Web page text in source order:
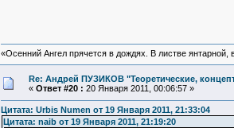
«Осенний Ангел прячется в дождях. В листве янтарной,
Re: Андрей ПУЗИКОВ "Теоретические,
« Ответ #20 : 20 Января 2011, 00:06:57 »
Цитата: Urbis Numen от 19 Января 2011, 21:33:04
Цитата: naib от 19 Января 2011, 21:19:20